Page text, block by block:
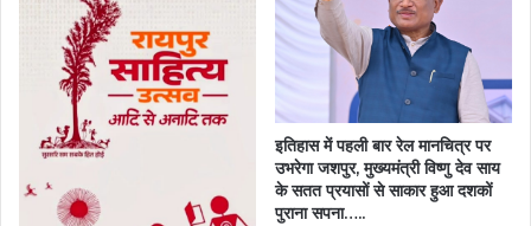
इतिहास में पहली बार रेल मानचित्र पर
उभरेगा जशपुर, मुख्यमंत्री विष्णु देव साय
के सतत प्रयासों से साकार हुआ दशकों
पुराना सपना…..